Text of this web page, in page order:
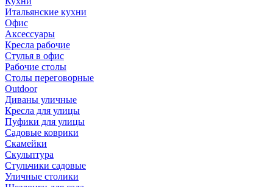
Итальянские кухни
Офис
Аксессуары
Кресла рабочие
Стулья в офис
Рабочие столы
Столы переговорные
Outdoor
Диваны уличные
Кресла для улицы
Пуфики для улицы
Садовые коврики
Скамейки
Скульптура
Стульчики садовые
Уличные столики